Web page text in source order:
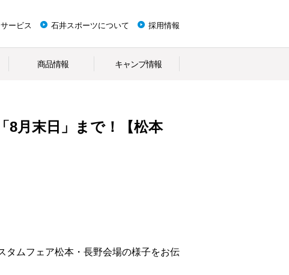
ービス 石井スポーツについて 採用情報
商品情報 キャンプ情報
8月末日」まで！【松本
タムフェア松本・長野会場の様子をお伝